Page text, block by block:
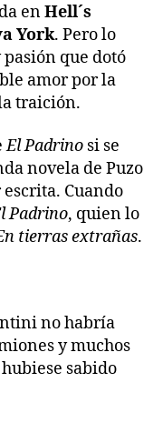
enHell´s
York. Pero lo
que dotó
amor por la
traición.
El Padrino si se
novela de Puzo
Cuando
Padrino, quien lo
tierras extrañas.
no habría
y muchos
sabido